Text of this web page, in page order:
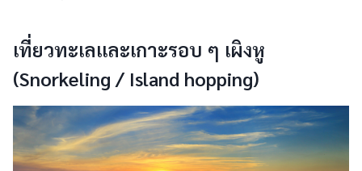
เที่ยวทะเลและเกาะรอบ ๆ เผิงหู
(Snorkeling / Island hopping)